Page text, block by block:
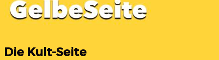
Die Kult-Seite